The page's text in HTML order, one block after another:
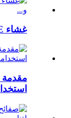
غشاء ePTFE لمرشح الهواء
مقدمة